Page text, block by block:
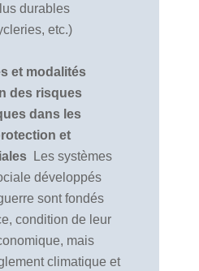
durables
etc.)
et modalités
des risques
dans les
et
Les systèmes
développés
sont fondés
condition de leur
mais
climatique et